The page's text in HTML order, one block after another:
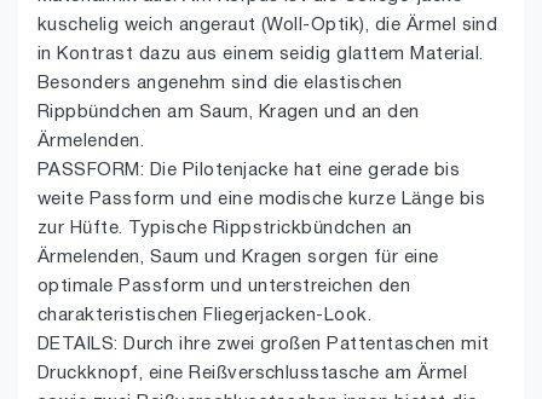
kuschelig weich angeraut (Woll-Optik), die Ärmel sind
in Kontrast dazu aus einem seidig glattem Material.
Besonders angenehm sind die elastischen
Rippbündchen am Saum, Kragen und an den
Ärmelenden.
PASSFORM: Die Pilotenjacke hat eine gerade bis
weite Passform und eine modische kurze Länge bis
zur Hüfte. Typische Rippstrickbündchen an
Ärmelenden, Saum und Kragen sorgen für eine
optimale Passform und unterstreichen den
charakteristischen Fliegerjacken-Look.
DETAILS: Durch ihre zwei großen Pattentaschen mit
Druckknopf, eine Reißverschlusstasche am Ärmel